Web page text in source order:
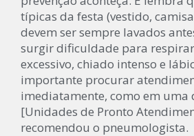
típicas da festa (vestido,
devem ser sempre lavados
surgir dificuldade para
excessivo, chiado intenso e
importante procurar
imediatamente, como em uma
[Unidades de Pronto
recomendou o pneumologista.